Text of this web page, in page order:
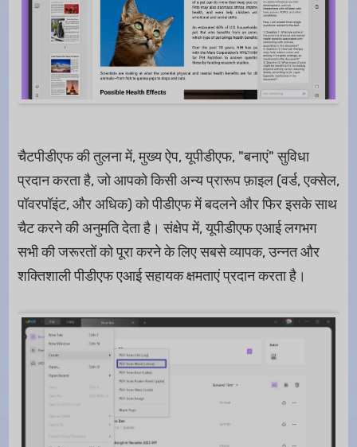
चैटपीडीएफ की तुलना में, मुख्य ऐप, यूपीडीएफ, "बनाएं" सुविधा
प्रदान करता है, जो आपको किसी अन्य प्रारूप फ़ाइल (वर्ड, एक्सेल,
पॉवरपॉइंट, और अधिक) को पीडीएफ में बदलने और फिर इसके साथ
चैट करने की अनुमति देता है। संक्षेप में, यूपीडीएफ एआई लगभग
सभी की जरूरतों को पूरा करने के लिए सबसे व्यापक, उन्नत और
शक्तिशाली पीडीएफ एआई सहायक क्षमताएं प्रदान करता है।